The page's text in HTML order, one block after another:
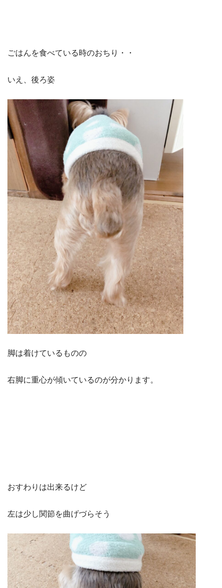
ごはんを食べている時のおちり・・
いえ、後ろ姿
脚は着けているものの
右脚に重心が傾いているのが分かります。
おすわりは出来るけど
左は少し関節を曲げづらそう